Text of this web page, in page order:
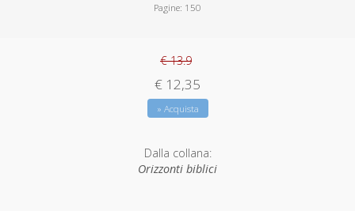
Pagine: 150
€ 13.9
€ 12,35
» Acquista
Dalla collana:
Orizzonti biblici